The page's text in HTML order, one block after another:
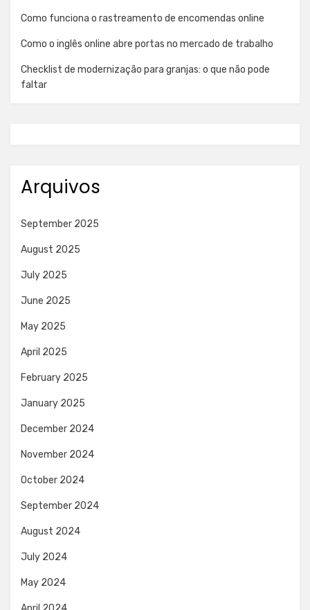
Como funciona o rastreamento de encomendas online
Como o inglês online abre portas no mercado de trabalho
Checklist de modernização para granjas: o que não pode
faltar
Arquivos
September 2025
August 2025
July 2025
June 2025
May 2025
April 2025
February 2025
January 2025
December 2024
November 2024
October 2024
September 2024
August 2024
July 2024
May 2024